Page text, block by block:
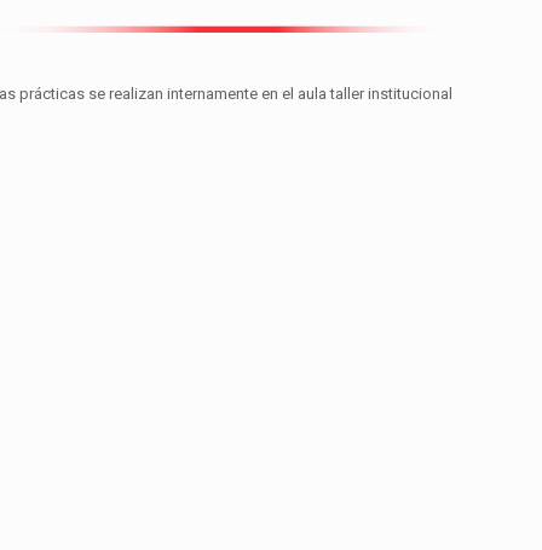
prácticas se realizan internamente en el aula taller institucional